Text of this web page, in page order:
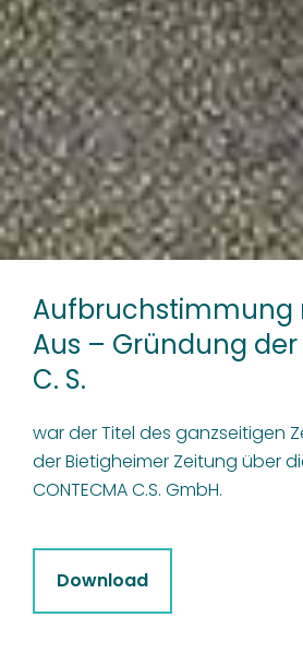
Aufbruchstimmung
Aus – Gründung der
C. S.
war der Titel des ganzseitigen
der Bietigheimer Zeitung über
CONTECMA C.S. GmbH.
Download